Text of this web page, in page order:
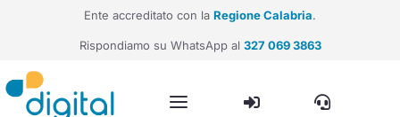
Ente accreditato con la Regione Calabria.
Rispondiamo su WhatsApp al 327 069 3863